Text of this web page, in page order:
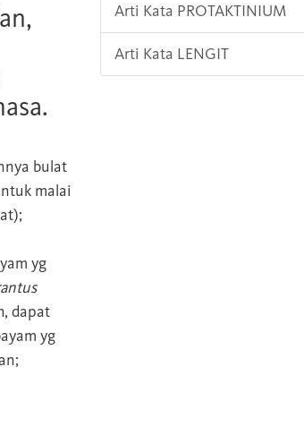
bulat
malai
yg
dapat
yg
Arti Kata PROTAKTINIUM
Arti Kata LENGIT